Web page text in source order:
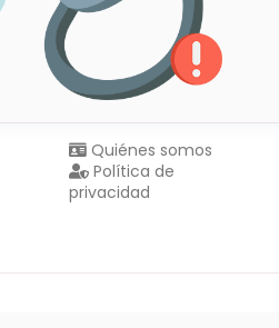
Quiénes somos
Política de
privacidad